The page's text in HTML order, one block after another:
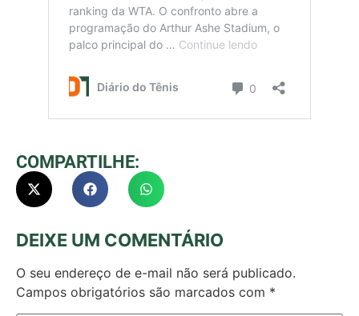
COMPARTILHE:
DEIXE UM COMENTÁRIO
O seu endereço de e-mail não será publicado.
Campos obrigatórios são marcados com *